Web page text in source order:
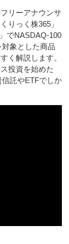
リーアナウンサ
りっく株365」
でNASDAQ-100
象とした商品
く解説します。
投資を始めた
託やETFでしか